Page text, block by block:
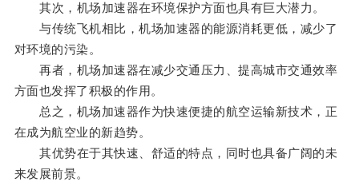
其次，机场加速器在环境保护方面也具有巨大潜力。
与传统飞机相比，机场加速器的能源消耗更低，减少了
对环境的污染。
再者，机场加速器在减少交通压力、提高城市交通效率
方面也发挥了积极的作用。
总之，机场加速器作为快速便捷的航空运输新技术，正
在成为航空业的新趋势。
其优势在于其快速、舒适的特点，同时也具备广阔的未
来发展前景。